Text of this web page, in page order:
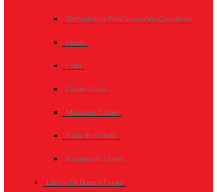
Herramientas Para Instalación Cerraduras
Limas
Lishi
Llaves Guias
Máquinas Soldar
Ropa de Trabajo
Rosarios de Llaves
Llaves En Blanco Forjas